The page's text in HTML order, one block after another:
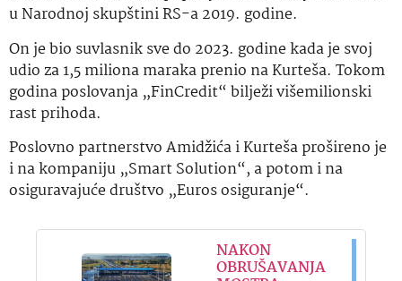
u Narodnoj skupštini RS-a 2019. godine.
On je bio suvlasnik sve do 2023. godine kada je svoj
udio za 1,5 miliona maraka prenio na Kurteša. Tokom
godina poslovanja „FinCredit“ bilježi višemilionski
rast prihoda.
Poslovno partnerstvo Amidžića i Kurteša prošireno je
i na kompaniju „Smart Solution“, a potom i na
osiguravajuće društvo „Euros osiguranje“.
NAKON
OBRUŠAVANJA